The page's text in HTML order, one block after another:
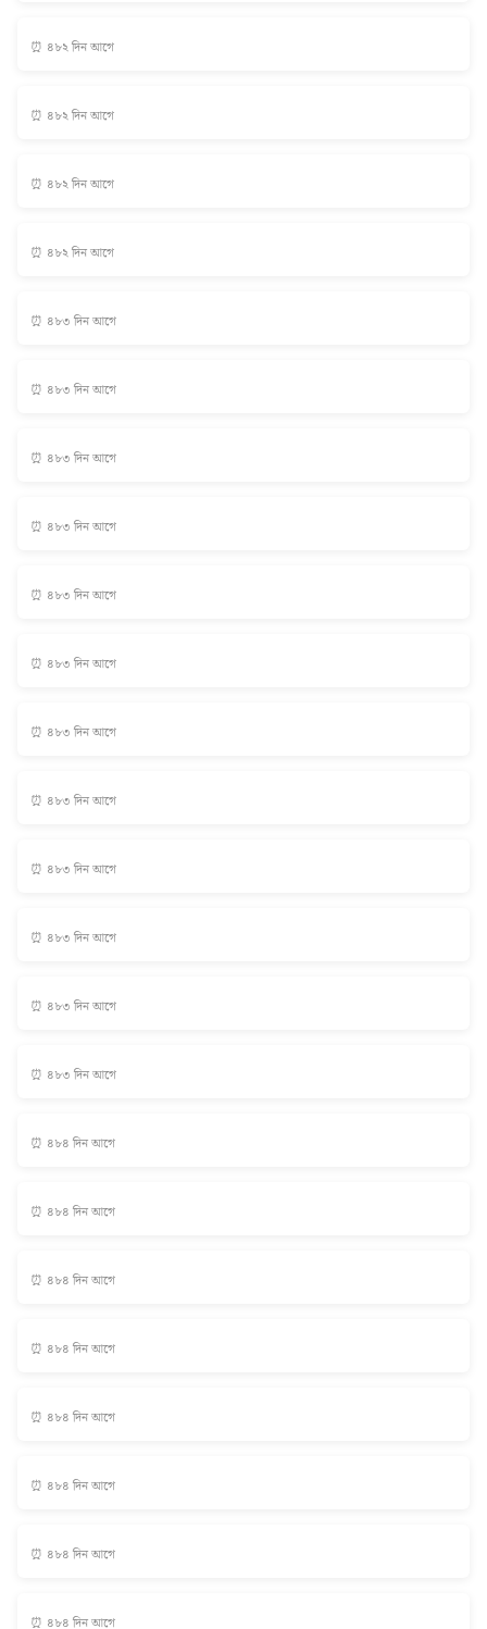
⏰ ৪৮২ দিন আগে
⏰ ৪৮২ দিন আগে
⏰ ৪৮২ দিন আগে
⏰ ৪৮২ দিন আগে
⏰ ৪৮৩ দিন আগে
⏰ ৪৮৩ দিন আগে
⏰ ৪৮৩ দিন আগে
⏰ ৪৮৩ দিন আগে
⏰ ৪৮৩ দিন আগে
⏰ ৪৮৩ দিন আগে
⏰ ৪৮৩ দিন আগে
⏰ ৪৮৩ দিন আগে
⏰ ৪৮৩ দিন আগে
⏰ ৪৮৩ দিন আগে
⏰ ৪৮৩ দিন আগে
⏰ ৪৮৩ দিন আগে
⏰ ৪৮৪ দিন আগে
⏰ ৪৮৪ দিন আগে
⏰ ৪৮৪ দিন আগে
⏰ ৪৮৪ দিন আগে
⏰ ৪৮৪ দিন আগে
⏰ ৪৮৪ দিন আগে
⏰ ৪৮৪ দিন আগে
⏰ ৪৮৪ দিন আগে